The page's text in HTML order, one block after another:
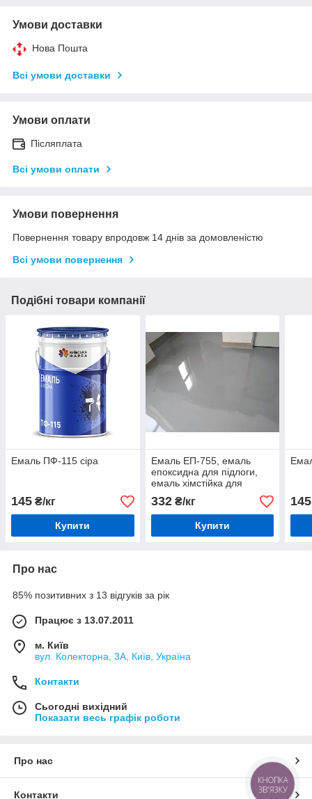
Умови доставки
Нова Пошта
Всі умови доставки
Умови оплати
Післяплата
Всі умови оплати
Умови повернення
Повернення товару впродовж 14 днів за домовленістю
Всі умови повернення
Подібні товари компанії
Емаль ПФ-115 сіра
145 ₴/кг
Купити
Емаль ЕП-755, емаль
епоксидна для підлоги,
емаль хімстійка для
металу та бетону
332₴/кг
Купити
145
Про нас
85% позитивних з 13 відгуків за рік
Працює з 13.07.2011
м. Київ
вул. Колекторна, 3А, Київ, Україна
Контакти
Сьогодні вихідний
Показати весь графік роботи
Про нас
Контакти
КНОПКА
ЗВ'ЯЗКУ